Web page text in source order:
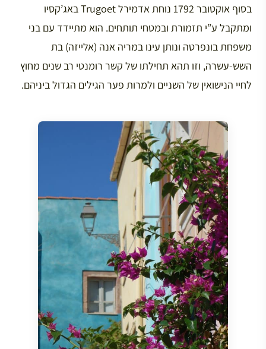
בסוף אוקטובר 1792 נוחת אדמירל Trugoet באג’קסיו
ומתקבל ע”י תזמורת ובמטחי תותחים. הוא מתיידד עם בני
משפחת בונפרטה ונותן עינו במריה אנה (אלייזה) בת
השש-עשרה, וזו תהא תחילתו של קשר רומנטי רב שנים מחוץ
לחיי הנישואין של השניים ולמרות פער הגילים הגדול ביניהם.